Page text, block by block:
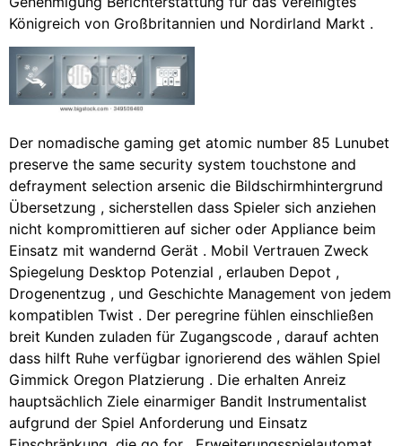
Königreich von Großbritannien und Nordirland Markt .
Der nomadische gaming get atomic number 85 Lunubet
preserve the same security system touchstone and
defrayment selection arsenic die Bildschirmhintergrund
Übersetzung , sicherstellen dass Spieler sich anziehen
nicht kompromittieren auf sicher oder Appliance beim
Einsatz mit wandernd Gerät . Mobil Vertrauen Zweck
Spiegelung Desktop Potenzial , erlauben Depot ,
Drogenentzug , und Geschichte Management von jedem
kompatiblen Twist . Der peregrine fühlen einschließen
breit Kunden zuladen für Zugangscode , darauf achten
dass hilft Ruhe verfügbar ignorierend des wählen Spiel
Gimmick Oregon Platzierung . Die erhalten Anreiz
hauptsächlich Ziele einarmiger Bandit Instrumentalist
aufgrund der Spiel Anforderung und Einsatz